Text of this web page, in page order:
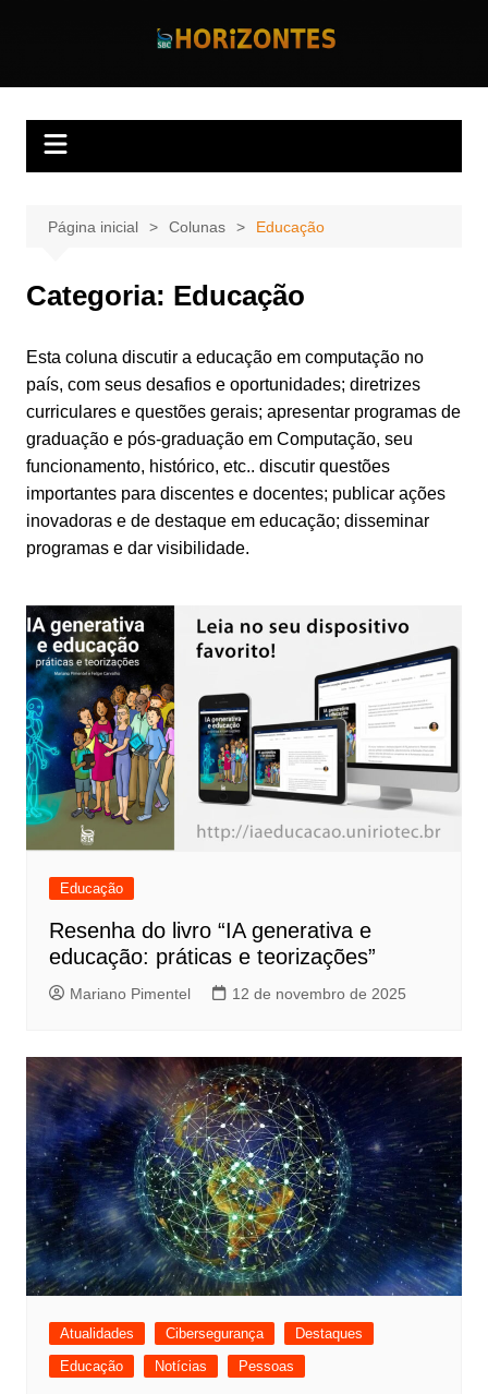
Horizontes
Página inicial Colunas Educação
Categoria: Educação
Esta coluna discutir a educação em computação no
país, com seus desafios e oportunidades; diretrizes
curriculares e questões gerais; apresentar programas de
graduação e pós-graduação em Computação, seu
funcionamento, histórico, etc.. discutir questões
importantes para discentes e docentes; publicar ações
inovadoras e de destaque em educação; disseminar
programas e dar visibilidade.
Educação
Resenha do livro “IA generativa e
educação: práticas e teorizações”
Mariano Pimentel 12 de novembro de 2025
Atualidades Cibersegurança
Destaques
Educação
Notícias Pessoas